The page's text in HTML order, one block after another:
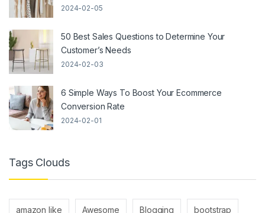
2024-02-05
50 Best Sales Questions to Determine Your
Customer’s Needs
2024-02-03
6 Simple Ways To Boost Your Ecommerce
Conversion Rate
2024-02-01
Tags Clouds
amazon like Awesome Blogging bootstrap